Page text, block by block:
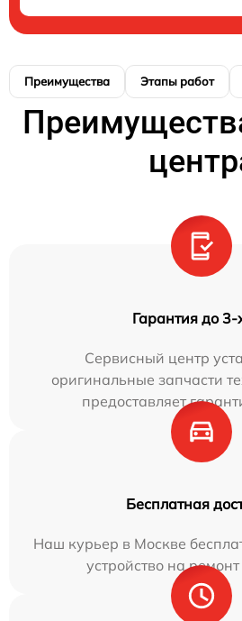
Преимущества Этапы работ
Гарантия до 3-
Сервисный центр
оригинальные запчасти
предоставляет
Бесплатная
Наш курьер в Москве
устройство на